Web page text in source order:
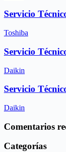
Servicio
Toshiba
Servicio
Daikin
Servicio
Daikin
Comentarios
Categorías